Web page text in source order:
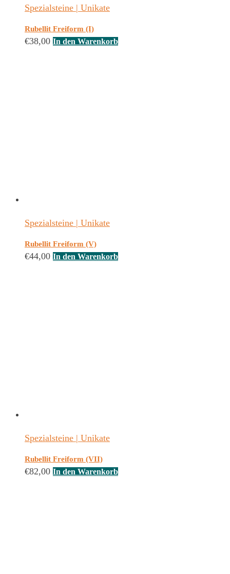
Spezialsteine | Unikate
Rubellit Freiform (I)
€38,00 In den Warenkorb
Spezialsteine | Unikate
Rubellit Freiform (V)
€44,00 In den Warenkorb
Spezialsteine | Unikate
Rubellit Freiform (VII)
€82,00 In den Warenkorb